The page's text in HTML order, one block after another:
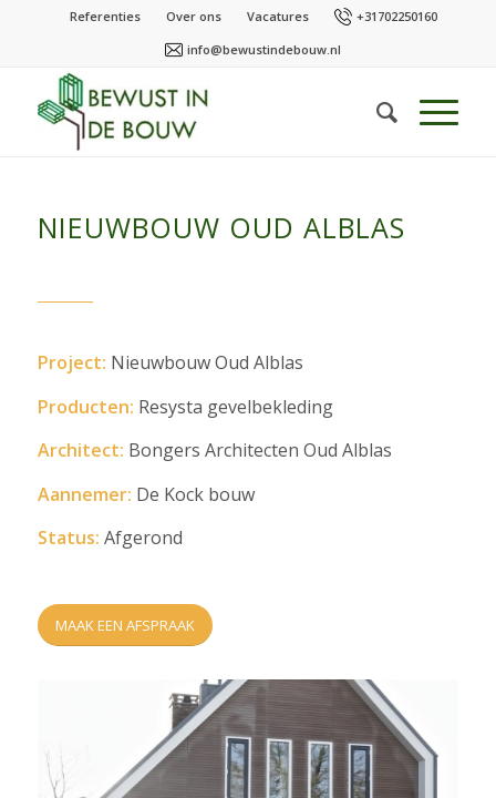
Referenties Over ons Vacatures
+31702250160
info@bewustindebouw.nl
NIEUWBOUW OUD ALBLAS
Project: Nieuwbouw Oud Alblas
Producten: Resysta gevelbekleding
Architect: Bongers Architecten Oud Alblas
Aannemer: De Kock bouw
Status: Afgerond
MAAK EEN AFSPRAAK